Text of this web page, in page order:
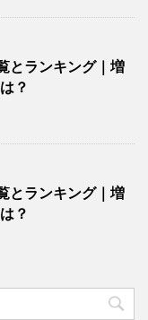
とランキング｜増
？
とランキング｜増
？